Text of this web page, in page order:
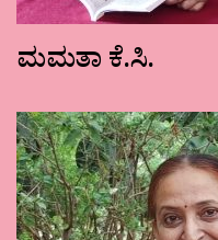
ಮಮತಾ ಕೆ.ಸಿ.